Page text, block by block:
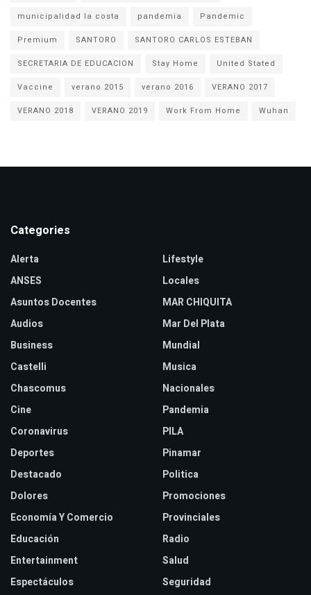
municipalidad la costa
pandemia
Pandemic
Premium
SANTORO
SANTORO CARLOS ESTEBAN
SECRETARIA DE EDUCACION
Stay Home
United Stated
Vaccine
verano 2015 verano 2016
VERANO 2017
VERANO 2018
VERANO 2019 Work From Home Wuhan
Categories
Alerta
ANSES
Asuntos Docentes
Audios
Business
Castelli
Chascomus
Cine
Coronavirus
Deportes
Destacado
Dolores
Economía Y Comercio
Educación
Entertainment
Espectáculos
Lifestyle
Locales
MAR CHIQUITA
Mar Del Plata
Mundial
Musica
Nacionales
Pandemia
PILA
Pinamar
Politica
Promociones
Provinciales
Radio
Salud
Seguridad